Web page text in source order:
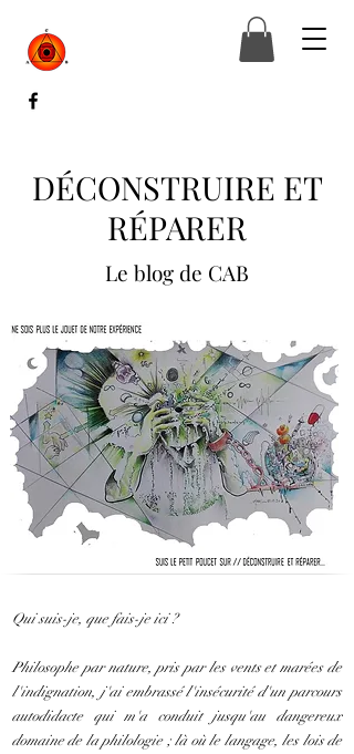
DÉCONSTRUIRE ET
RÉPARER
Le blog de CAB
Qui suis-je, que fais-je ici ?
Philosophe par nature, pris par les vents et marées de
l'indignation, j'ai embrassé l'insécurité d'un parcours
autodidacte qui m'a conduit jusqu'au dangereux
domaine de la philologie ; là où le langage, les lois de